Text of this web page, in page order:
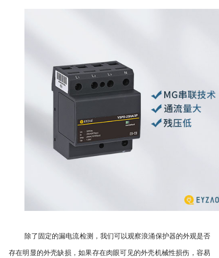
除了固定的漏电流检测，我们可以观察浪涌保护器的外观是否
存在明显的外壳缺损，如果存在肉眼可见的外壳机械性损伤，容易